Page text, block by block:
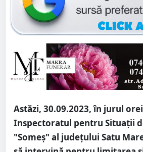
Astăzi, 30.09.2023, în jurul
Inspectoratul pentru Situaţii
"Someș" al judeţului Satu